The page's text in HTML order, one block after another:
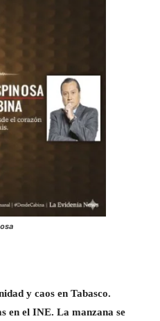
y caos en Tabasco.
en el INE. La manzana se